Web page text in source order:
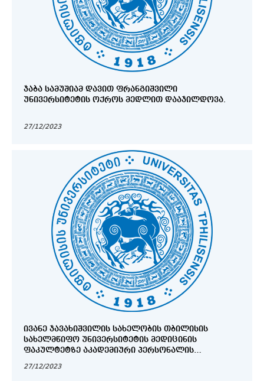
ᲯᲐᲑᲐ ᲡᲐᲛᲣᲨᲘᲐᲛ ᲓᲐᲕᲘᲗ ᲤᲠᲐᲜᲒᲘᲨᲕᲘᲚᲘ
ᲣᲜᲘᲕᲔᲠᲡᲘᲢᲔᲢᲘᲡ ᲝᲥᲠᲝᲡ ᲛᲔᲓᲚᲘᲗ ᲓᲐᲐᲯᲘᲚᲓᲝᲕᲐ.
27/12/2023
ᲘᲕᲐᲜᲔ ᲯᲐᲕᲐᲮᲘᲨᲕᲘᲚᲘᲡ ᲡᲐᲮᲔᲚᲝᲑᲘᲡ ᲗᲑᲘᲚᲘᲡᲘᲡ
ᲡᲐᲮᲔᲚᲛᲬᲘᲤᲝ ᲣᲜᲘᲕᲔᲠᲡᲘᲢᲔᲢᲘᲡ ᲛᲔᲓᲘᲪᲘᲜᲘᲡ
ᲤᲐᲙᲣᲚᲢᲔᲢᲖᲔ ᲐᲙᲐᲓᲔᲛᲘᲣᲠᲘ ᲞᲔᲠᲡᲝᲜᲐᲚᲘᲡ
27/12/2023